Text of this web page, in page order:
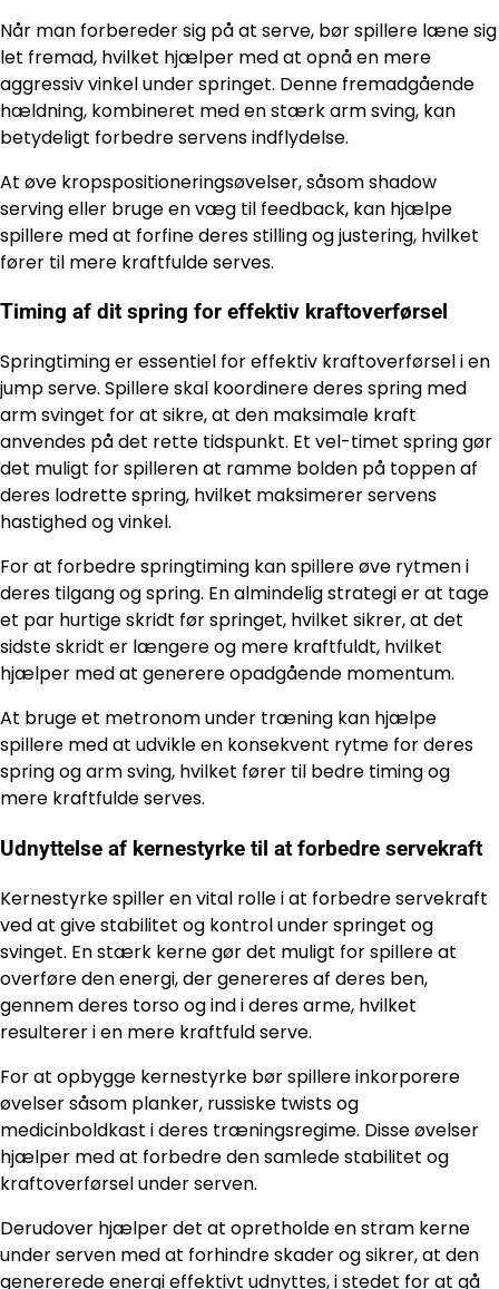
Når man forbereder sig på at serve, bør spillere læne sig
let fremad, hvilket hjælper med at opnå en mere
aggressiv vinkel under springet. Denne fremadgående
hældning, kombineret med en stærk arm sving, kan
betydeligt forbedre servens indflydelse.
At øve kropspositioneringsøvelser, såsom shadow
serving eller bruge en væg til feedback, kan hjælpe
spillere med at forfine deres stilling og justering, hvilket
fører til mere kraftfulde serves.
Timing af dit spring for effektiv kraftoverførsel
Springtiming er essentiel for effektiv kraftoverførsel i en
jump serve. Spillere skal koordinere deres spring med
arm svinget for at sikre, at den maksimale kraft
anvendes på det rette tidspunkt. Et vel-timet spring gør
det muligt for spilleren at ramme bolden på toppen af
deres lodrette spring, hvilket maksimerer servens
hastighed og vinkel.
For at forbedre springtiming kan spillere øve rytmen i
deres tilgang og spring. En almindelig strategi er at tage
et par hurtige skridt før springet, hvilket sikrer, at det
sidste skridt er længere og mere kraftfuldt, hvilket
hjælper med at generere opadgående momentum.
At bruge et metronom under træning kan hjælpe
spillere med at udvikle en konsekvent rytme for deres
spring og arm sving, hvilket fører til bedre timing og
mere kraftfulde serves.
Udnyttelse af kernestyrke til at forbedre servekraft
Kernestyrke spiller en vital rolle i at forbedre servekraft
ved at give stabilitet og kontrol under springet og
svinget. En stærk kerne gør det muligt for spillere at
overføre den energi, der genereres af deres ben,
gennem deres torso og ind i deres arme, hvilket
resulterer i en mere kraftfuld serve.
For at opbygge kernestyrke bør spillere inkorporere
øvelser såsom planker, russiske twists og
medicinboldkast i deres træningsregime. Disse øvelser
hjælper med at forbedre den samlede stabilitet og
kraftoverførsel under serven.
Derudover hjælper det at opretholde en stram kerne
under serven med at forhindre skader og sikrer, at den
genererede energi effektivt udnyttes, i stedet for at gå